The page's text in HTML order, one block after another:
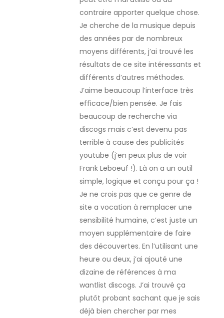
contraire apporter quelque chose.
Je cherche de la musique depuis
des années par de nombreux
moyens différents, j’ai trouvé les
résultats de ce site intéressants et
différents d’autres méthodes.
J’aime beaucoup l’interface très
efficace/bien pensée. Je fais
beaucoup de recherche via
discogs mais c’est devenu pas
terrible à cause des publicités
youtube (j’en peux plus de voir
Frank Leboeuf !). Là on a un outil
simple, logique et conçu pour ça !
Je ne crois pas que ce genre de
site a vocation à remplacer une
sensibilité humaine, c’est juste un
moyen supplémentaire de faire
des découvertes. En l’utilisant une
heure ou deux, j’ai ajouté une
dizaine de références à ma
wantlist discogs. J’ai trouvé ça
plutôt probant sachant que je sais
déjà bien chercher par mes